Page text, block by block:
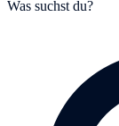
Was suchst du?